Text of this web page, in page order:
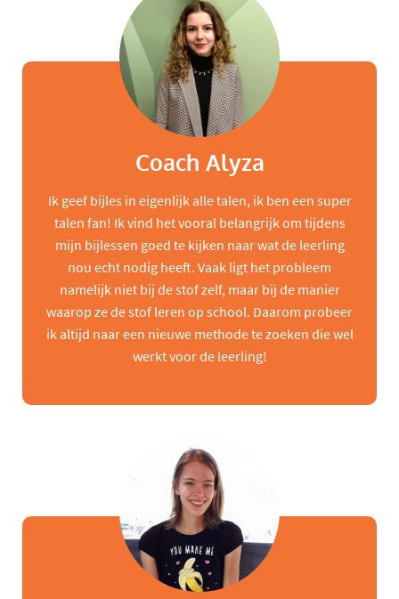
Coach Alyza
Ik geef bijles in eigenlijk alle talen, ik ben een super
talen fan! Ik vind het vooral belangrijk om tijdens
mijn bijlessen goed te kijken naar wat de leerling
nou echt nodig heeft. Vaak ligt het probleem
namelijk niet bij de stof zelf, maar bij de manier
waarop ze de stof leren op school. Daarom probeer
ik altijd naar een nieuwe methode te zoeken die wel
werkt voor de leerling!